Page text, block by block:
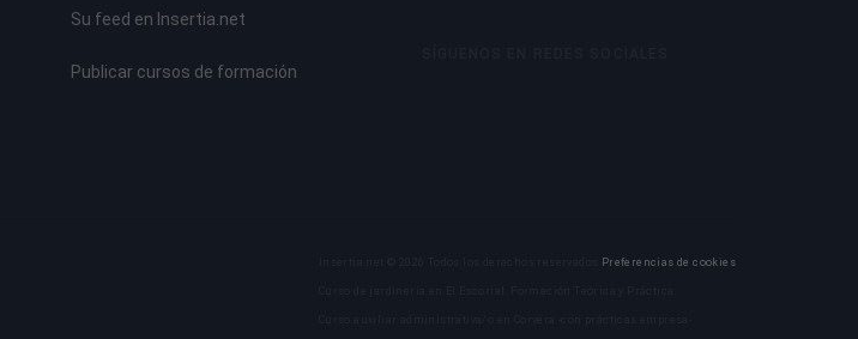
Su feed en Insertia.net
Publicar cursos de formación
Preferencias de cookies